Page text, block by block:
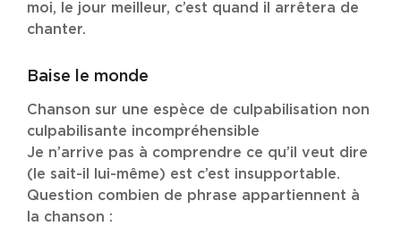
moi, le jour meilleur, c’est quand il arrêtera de
chanter.
Baise le monde
Chanson sur une espèce de culpabilisation non
culpabilisante incompréhensible
Je n’arrive pas à comprendre ce qu’il veut dire
(le sait-il lui-même) est c’est insupportable.
Question combien de phrase appartiennent à
la chanson :